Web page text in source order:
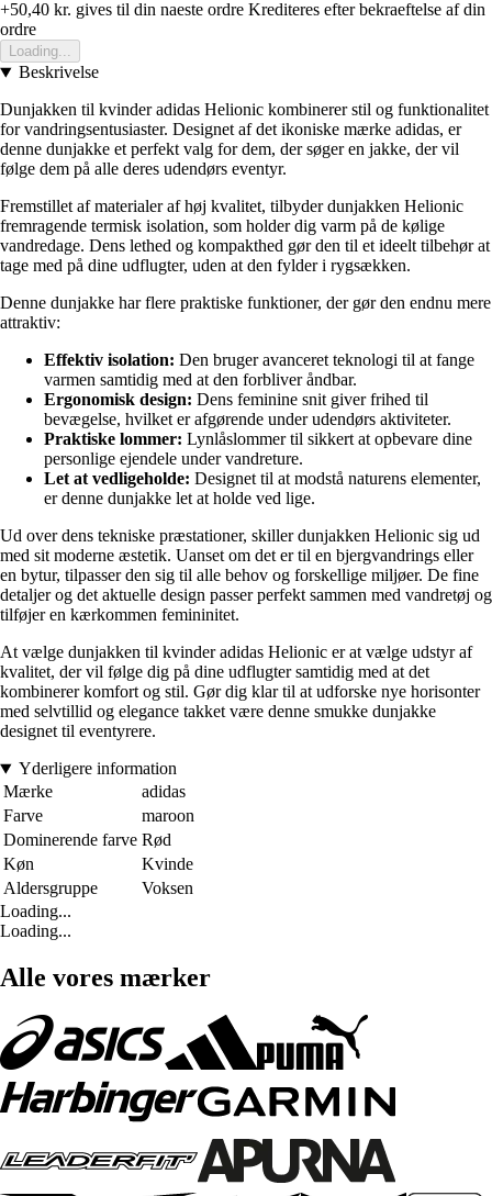
+50,40 kr. gives til din naeste ordre Krediteres efter bekraeftelse af din
ordre
Loading...
Beskrivelse
Dunjakken til kvinder adidas Helionic kombinerer stil og funktionalitet
for vandringsentusiaster. Designet af det ikoniske mærke adidas, er
denne dunjakke et perfekt valg for dem, der søger en jakke, der vil
følge dem på alle deres udendørs eventyr.
Fremstillet af materialer af høj kvalitet, tilbyder dunjakken Helionic
fremragende termisk isolation, som holder dig varm på de kølige
vandredage. Dens lethed og kompakthed gør den til et ideelt tilbehør at
tage med på dine udflugter, uden at den fylder i rygsækken.
Denne dunjakke har flere praktiske funktioner, der gør den endnu mere
attraktiv:
Effektiv isolation: Den bruger avanceret teknologi til at fange
varmen samtidig med at den forbliver åndbar.
Ergonomisk design: Dens feminine snit giver frihed til
bevægelse, hvilket er afgørende under udendørs aktiviteter.
Praktiske lommer: Lynlåslommer til sikkert at opbevare dine
personlige ejendele under vandreture.
Let at vedligeholde: Designet til at modstå naturens elementer,
er denne dunjakke let at holde ved lige.
Ud over dens tekniske præstationer, skiller dunjakken Helionic sig ud
med sit moderne æstetik. Uanset om det er til en bjergvandrings eller
en bytur, tilpasser den sig til alle behov og forskellige miljøer. De fine
detaljer og det aktuelle design passer perfekt sammen med vandretøj og
tilføjer en kærkommen femininitet.
At vælge dunjakken til kvinder adidas Helionic er at vælge udstyr af
kvalitet, der vil følge dig på dine udflugter samtidig med at det
kombinerer komfort og stil. Gør dig klar til at udforske nye horisonter
med selvtillid og elegance takket være denne smukke dunjakke
designet til eventyrere.
Yderligere information
Mærke
adidas
Farve
maroon
Dominerende farve Rød
Køn
Kvinde
Aldersgruppe
Voksen
Loading...
Loading...
Alle vores mærker